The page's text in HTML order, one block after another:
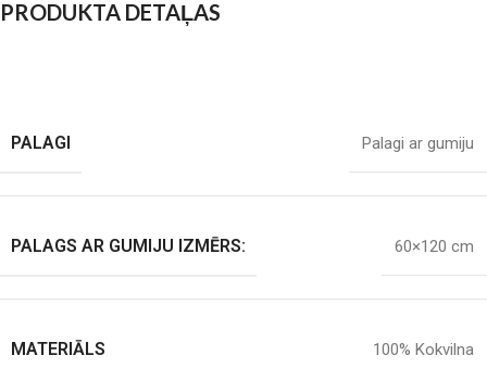
PRODUKTA DETAĻAS
PALAGI Palagi ar gumiju
PALAGS AR GUMIJU IZMĒRS: 60×120 cm
MATERIĀLS 100% Kokvilna